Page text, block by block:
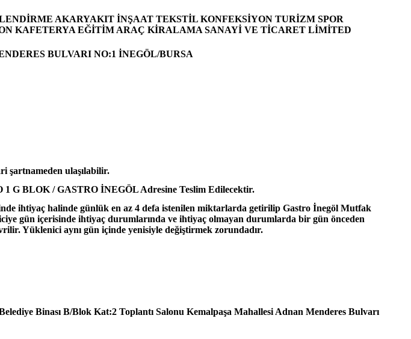
AKARYAKIT İNŞAAT TEKSTİL KONFEKSİYON TURİZM SPOR
KAFETERYA EĞİTİM ARAÇ KİRALAMA SANAYİ VE TİCARET LİMİTED
BULVARI NO:1 İNEGÖL/BURSA
şartnameden ulaşılabilir.
BLOK / GASTRO İNEGÖL Adresine Teslim Edilecektir.
ihtiyaç halinde günlük en az 4 defa istenilen miktarlarda getirilip Gastro İnegöl Mutfak
gün içerisinde ihtiyaç durumlarında ve ihtiyaç olmayan durumlarda bir gün önceden
Yüklenici aynı gün içinde yenisiyle değiştirmek zorundadır.
Binası B/Blok Kat:2 Toplantı Salonu Kemalpaşa Mahallesi Adnan Menderes Bulvarı